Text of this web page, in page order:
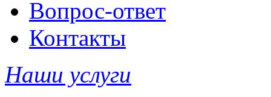
Вопрос-ответ
Контакты
Наши услуги